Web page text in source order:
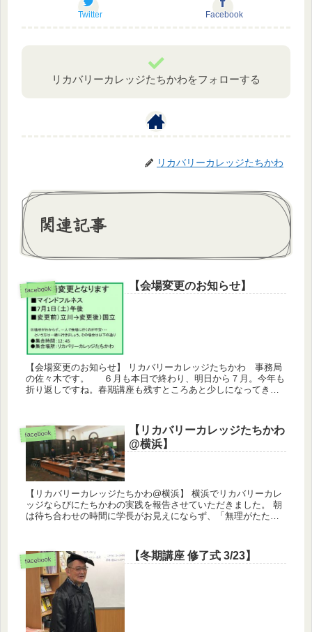
Twitter Facebook
リカバリーカレッジたちかわをフォローする
リカバリーカレッジたちかわ
関連記事
facebook 【会場変更のお知らせ】
【会場変更のお知らせ】 リカバリーカレッジたちかわ 事務局
の佐々木です。 ６月も本日で終わり、明日から７月。今年も
折り返しですね。春期講座も残すところあと少しになってきま
facebook
【リカバリーカレッジたちかわ
@横浜】
【リカバリーカレッジたちかわ@横浜】 横浜でリカバリーカレ
ッジならびにたちかわの実践を報告させていただきました。 朝
は待ち合わせの時間に学長がお見えにならず、「無理がたたっ
facebook 【冬期講座 修了式 3/23】